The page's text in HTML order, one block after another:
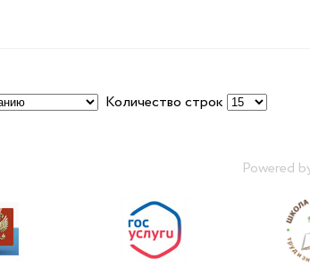
Количество строк
Powered